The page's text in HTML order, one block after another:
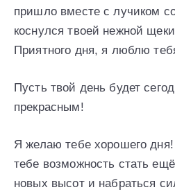
пришло вместе с лучиком
коснулся твоей нежной
Приятного дня, я люблю
Пусть твой день будет
прекрасным!
Я желаю тебе хорошего
тебе возможность стать
новых высот и набраться